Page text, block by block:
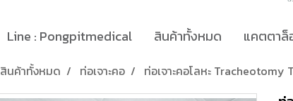
Line : Pongpitmedical สินค้าทั้งหมด แคตตาล็
สินค้าทั้งหมด ท่อเจาะคอ ท่อเจาะคอโลหะ Tracheotomy